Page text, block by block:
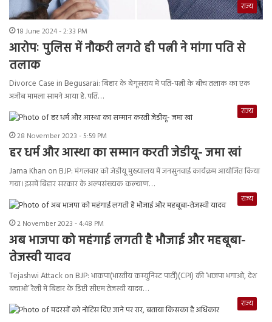
राज्य
18 June 2024 - 2:33 PM
आरोपः पुलिस में नौकरी लगते ही पत्नी ने मांगा पति से
तलाक
Divorce Case in Begusarai: बिहार के बेगूसराय में पति-पत्नी के बीच तलाक का एक
अजीब मामला सामने आया है. पति…
राज्य
28 November 2023 - 5:59 PM
हर धर्म और आस्था का सम्मान करती जेडीयू- जमा खां
Jama Khan on BJP: मंगलवार को जेडीयू मुख्यालय में जनसुनवाई कार्यक्रम आयोजित किया
गया। इसमें बिहार सरकार के अल्पसंख्यक कल्याण…
राज्य
2 November 2023 - 4:48 PM
अब भाजपा को महंगाई लगती है भौजाई और महबूबा-
तेजस्वी यादव
Tejashwi Attack on BJP: भाकपा(भारतीय कम्युनिस्ट पार्टी)(CPI) की ‘भाजपा भगाओ, देश
बचाओ’ रैली में बिहार के डिप्टी सीएम तेजस्वी यादव…
राज्य